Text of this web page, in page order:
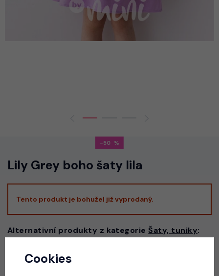
-50
Lily Grey boho šaty lila
Tento produkt je bohužel již vyprodaný.
Alternativní produkty z kategorie Šaty, tuniky:
Cookies